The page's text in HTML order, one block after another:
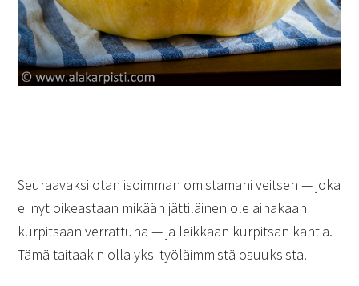
Seuraavaksi otan isoimman omistamani veitsen — joka
ei nyt oikeastaan mikään jättiläinen ole ainakaan
kurpitsaan verrattuna — ja leikkaan kurpitsan kahtia.
Tämä taitaakin olla yksi työläimmistä osuuksista.